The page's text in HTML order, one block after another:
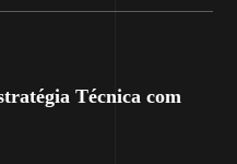
Técnica com